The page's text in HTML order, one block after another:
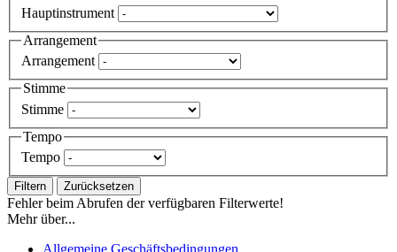
Hauptinstrument
Arrangement
Arrangement
Stimme
Stimme
Tempo
Tempo
Filtern Zurücksetzen
Fehler beim Abrufen der verfügbaren Filterwerte!
Mehr über...